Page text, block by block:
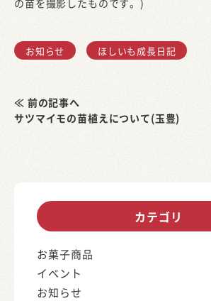
の苗を撮影したものです。)
お知らせ ほしいも成長日記
≪ 前の記事へ
サツマイモの苗植えについて(玉豊)
カテゴリ
お菓子商品
イベント
お知らせ